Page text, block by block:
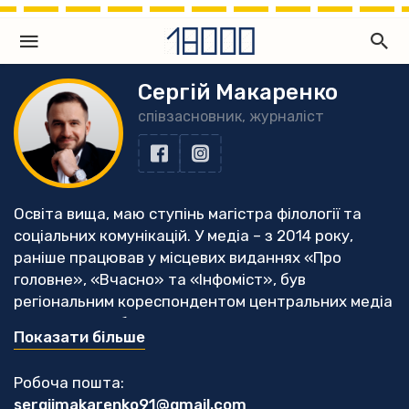
Сергій Макаренко
співзасновник, журналіст
Освіта вища, маю ступінь магістра філології та
соціальних комунікацій. У медіа – з 2014 року,
раніше працював у місцевих виданнях «Про
головне», «Вчасно» та «Інфоміст», був
регіональним кореспондентом центральних медіа
УНІАН та УНН, був комунікаційником мережі
«Опора».
Національної служби журналістів у 2017 та 2018
Показати більше
Робоча пошта:
sergijmakarenko91@gmail.com